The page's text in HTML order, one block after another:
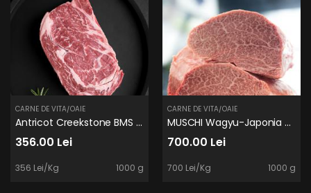
CARNE DE VITA/OAIE
Antricot Creekstone BMS 3/4
356.00 Lei
356 Lei/Kg 1000 g
CARNE DE VITA/OAIE
MUSCHI Wagyu-Japonia A5 Bms11 MIYAZAKI
700.00 Lei
700 Lei/Kg 1000 g